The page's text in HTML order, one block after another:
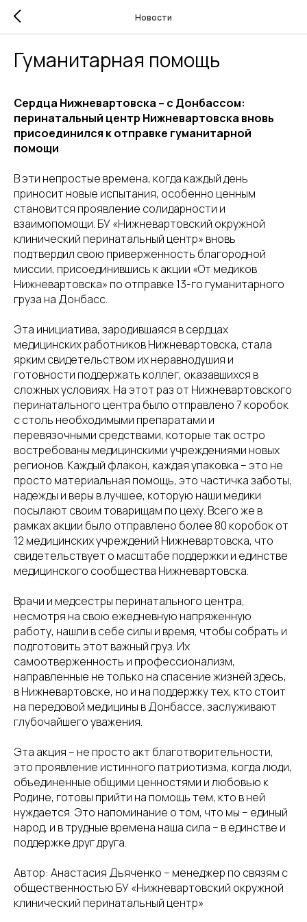
Новости
Гуманитарная помощь
Сердца Нижневартовска – с Донбассом:
перинатальный центр Нижневартовска вновь
присоединился к отправке гуманитарной
помощи
В эти непростые времена, когда каждый день
приносит новые испытания, особенно ценным
становится проявление солидарности и
взаимопомощи. БУ «Нижневартовский окружной
клинический перинатальный центр» вновь
подтвердил свою приверженность благородной
миссии, присоединившись к акции «От медиков
Нижневартовска» по отправке 13-го гуманитарного
груза на Донбасс.
Эта инициатива, зародившаяся в сердцах
медицинских работников Нижневартовска, стала
ярким свидетельством их неравнодушия и
готовности поддержать коллег, оказавшихся в
сложных условиях. На этот раз от Нижневартовского
перинатального центра было отправлено 7 коробок
с столь необходимыми препаратами и
перевязочными средствами, которые так остро
востребованы медицинскими учреждениями новых
регионов. Каждый флакон, каждая упаковка – это не
просто материальная помощь, это частичка заботы,
надежды и веры в лучшее, которую наши медики
посылают своим товарищам по цеху. Всего же в
рамках акции было отправлено более 80 коробок от
12 медицинских учреждений Нижневартовска, что
свидетельствует о масштабе поддержки и единстве
медицинского сообщества Нижневартовска.
Врачи и медсестры перинатального центра,
несмотря на свою ежедневную напряженную
работу, нашли в себе силы и время, чтобы собрать и
подготовить этот важный груз. Их
самоотверженность и профессионализм,
направленные не только на спасение жизней здесь,
в Нижневартовске, но и на поддержку тех, кто стоит
на передовой медицины в Донбассе, заслуживают
глубочайшего уважения.
Эта акция – не просто акт благотворительности,
это проявление истинного патриотизма, когда люди,
объединенные общими ценностями и любовью к
Родине, готовы прийти на помощь тем, кто в ней
нуждается. Это напоминание о том, что мы – единый
народ, и в трудные времена наша сила – в единстве и
поддержке друг друга.
Автор: Анастасия Дьяченко – менеджер по связям с
общественностью БУ «Нижневартовский окружной
клинический перинатальный центр»